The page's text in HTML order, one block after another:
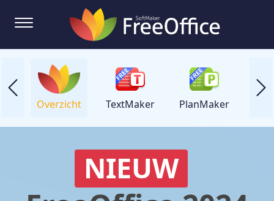
Overzicht TextMaker PlanMaker
NIEUW